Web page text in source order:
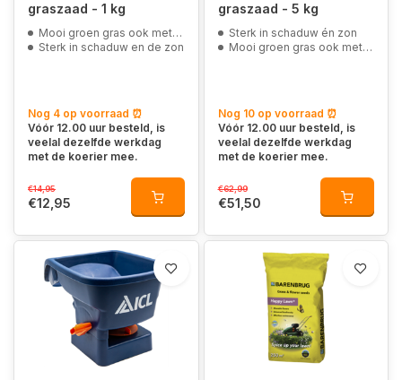
graszaad - 1 kg
Mooi groen gras ook met langdurige droogte
Sterk in schaduw en de zon
Nog 4 op voorraad ⏰
Vóór 12.00 uur besteld, is
veelal dezelfde werkdag
met de koerier mee.
€14,95
€12,95
graszaad - 5 kg
Sterk in schaduw én zon
Mooi groen gras ook met langdurige droogte
Nog 10 op voorraad ⏰
Vóór 12.00 uur besteld, is
veelal dezelfde werkdag
met de koerier mee.
€62,99
€51,50